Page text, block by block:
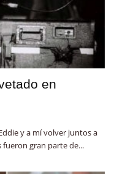
en
y a mí volver juntos a
fueron gran parte de...